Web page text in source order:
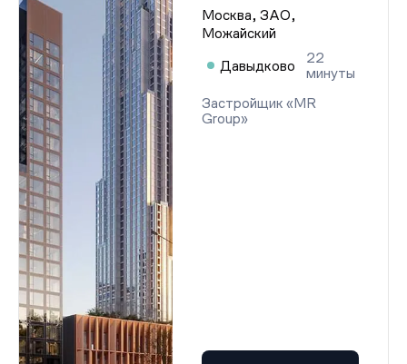
Москва, ЗАО,
Можайский
Давыдково
22
минуты
Застройщик «MR
Group»